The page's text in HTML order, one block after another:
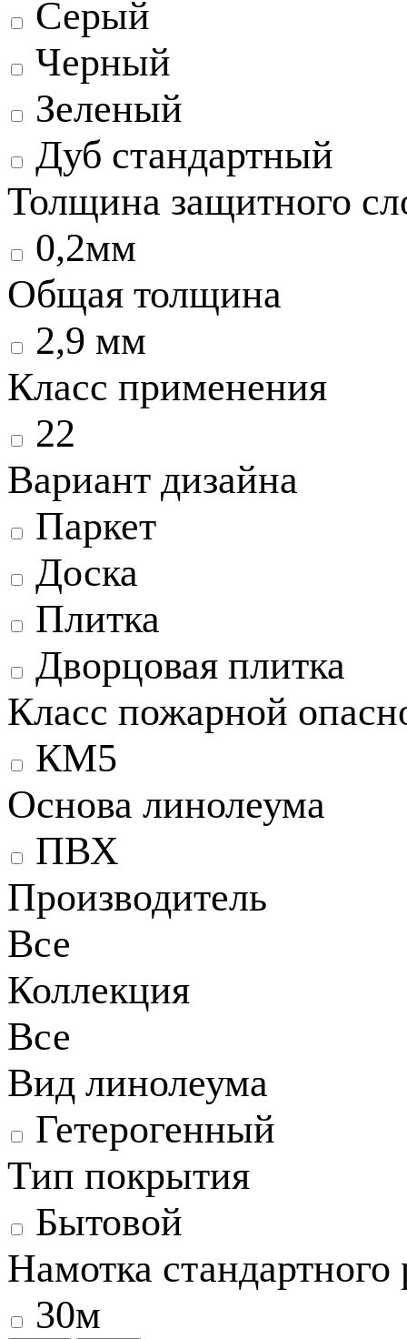
Серый
Черный
Зеленый
Дуб стандартный
Толщина защитного
0,2мм
Общая толщина
2,9 мм
Класс применения
22
Вариант дизайна
Паркет
Доска
Плитка
Дворцовая плитка
Класс пожарной
КМ5
Основа линолеума
ПВХ
Производитель
Все
Коллекция
Все
Вид линолеума
Гетерогенный
Тип покрытия
Бытовой
Намотка стандартного
30м